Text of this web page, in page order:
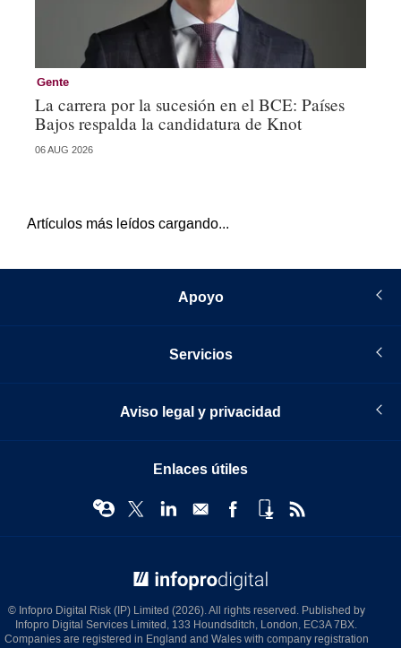
Gente
La carrera por la sucesión en el BCE: Países
Bajos respalda la candidatura de Knot
06 AUG 2026
Artículos más leídos cargando...
Apoyo
Servicios
Aviso legal y privacidad
Enlaces útiles
© Infopro Digital Risk (IP) Limited (2026). All rights reserved. Published by
Infopro Digital Services Limited, 133 Houndsditch, London, EC3A 7BX.
Companies are registered in England and Wales with company registration